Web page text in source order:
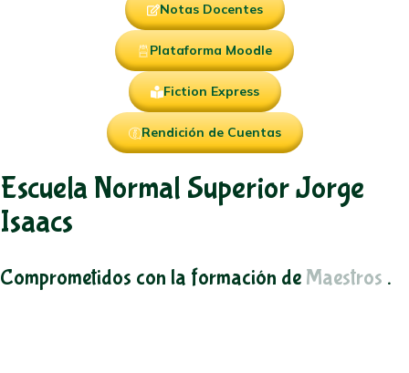
Notas Docentes
Plataforma Moodle
Fiction Express
Rendición de Cuentas
Escuela Normal Superior Jorge
Isaacs
Comprometidos con la formación de Maestros .